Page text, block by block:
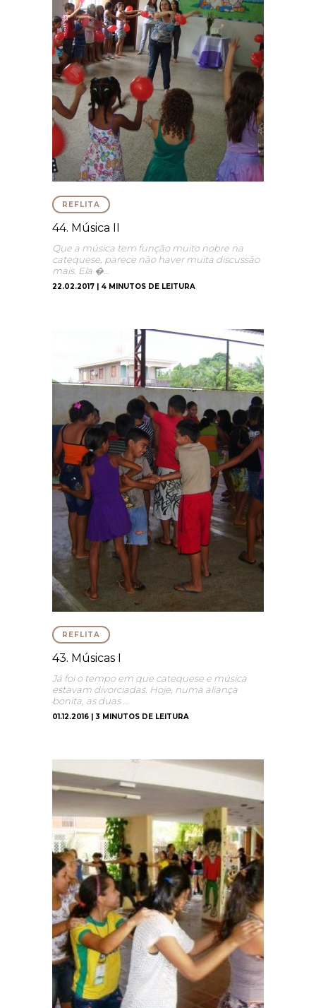
REFLITA
44. Música II
Que a música tem função muito nobre na
catequese, parece não haver muita discussão
mais. Ela �…
22.02.2017 | 4 MINUTOS DE LEITURA
REFLITA
43. Músicas I
Já foi o tempo em que catequese e música
estavam divorciadas. Hoje, numa aliança
bonita, as duas …
01.12.2016 | 3 MINUTOS DE LEITURA